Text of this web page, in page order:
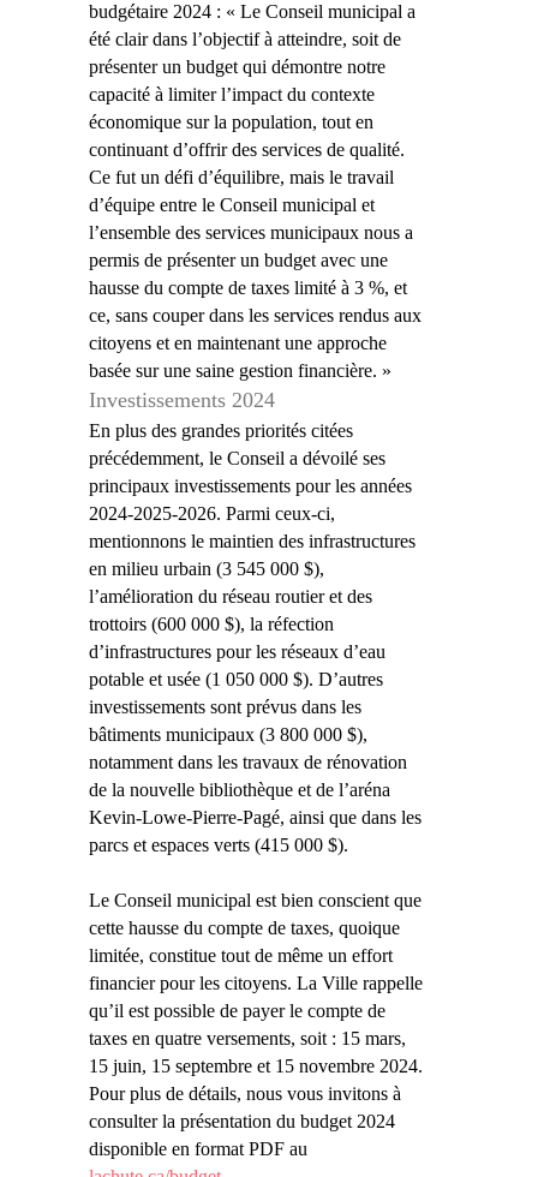
budgétaire 2024 : « Le Conseil municipal a
été clair dans l’objectif à atteindre, soit de
présenter un budget qui démontre notre
capacité à limiter l’impact du contexte
économique sur la population, tout en
continuant d’offrir des services de qualité.
Ce fut un défi d’équilibre, mais le travail
d’équipe entre le Conseil municipal et
l’ensemble des services municipaux nous a
permis de présenter un budget avec une
hausse du compte de taxes limité à 3 %, et
ce, sans couper dans les services rendus aux
citoyens et en maintenant une approche
basée sur une saine gestion financière. »
Investissements 2024
En plus des grandes priorités citées
précédemment, le Conseil a dévoilé ses
principaux investissements pour les années
2024-2025-2026. Parmi ceux-ci,
mentionnons le maintien des infrastructures
en milieu urbain (3 545 000 $),
l’amélioration du réseau routier et des
trottoirs (600 000 $), la réfection
d’infrastructures pour les réseaux d’eau
potable et usée (1 050 000 $). D’autres
investissements sont prévus dans les
bâtiments municipaux (3 800 000 $),
notamment dans les travaux de rénovation
de la nouvelle bibliothèque et de l’aréna
Kevin-Lowe-Pierre-Pagé, ainsi que dans les
parcs et espaces verts (415 000 $).
Le Conseil municipal est bien conscient que
cette hausse du compte de taxes, quoique
limitée, constitue tout de même un effort
financier pour les citoyens. La Ville rappelle
qu’il est possible de payer le compte de
taxes en quatre versements, soit : 15 mars,
15 juin, 15 septembre et 15 novembre 2024.
Pour plus de détails, nous vous invitons à
consulter la présentation du budget 2024
disponible en format PDF au